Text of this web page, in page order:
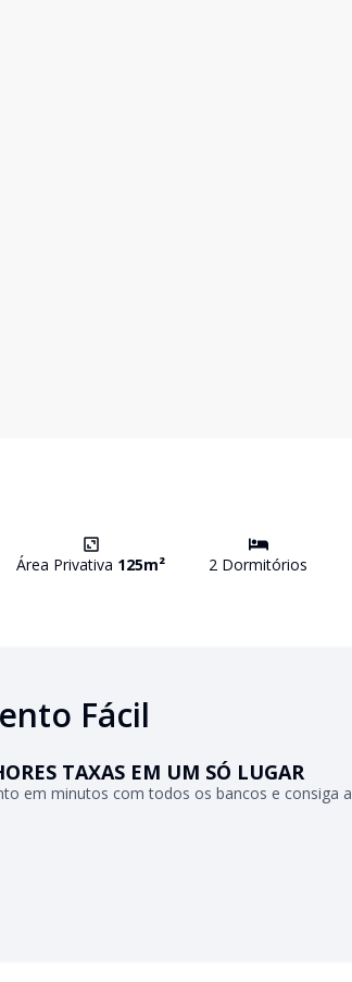
Área Privativa 125m² 2 Dormitórios
Fácil
TAXAS EM UM SÓ LUGAR
em minutos com todos os bancos e consiga a